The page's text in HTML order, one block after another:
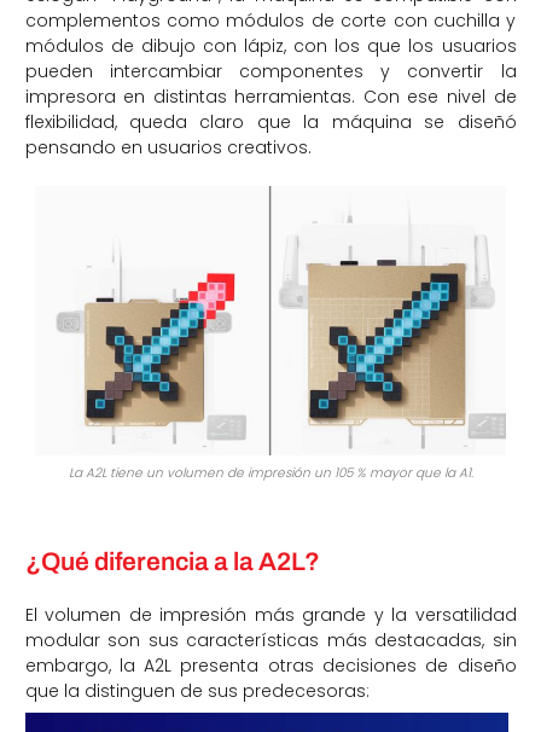
complementos como módulos de corte con cuchilla y
módulos de dibujo con lápiz, con los que los usuarios
pueden intercambiar componentes y convertir la
impresora en distintas herramientas. Con ese nivel de
flexibilidad, queda claro que la máquina se diseñó
pensando en usuarios creativos.
La A2L tiene un volumen de impresión un 105 % mayor que la A1.
¿Qué diferencia a la A2L?
El volumen de impresión más grande y la versatilidad
modular son sus características más destacadas, sin
embargo, la A2L presenta otras decisiones de diseño
que la distinguen de sus predecesoras: